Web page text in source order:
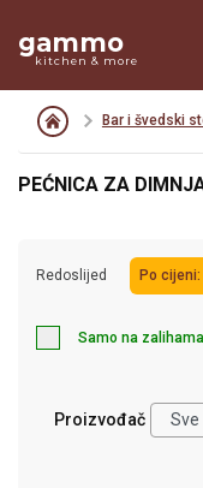
gammo
kitchen & more
Bar i švedski
PEĆNICA ZA
Redoslijed Po
Samo na zalihama
Proizvođač